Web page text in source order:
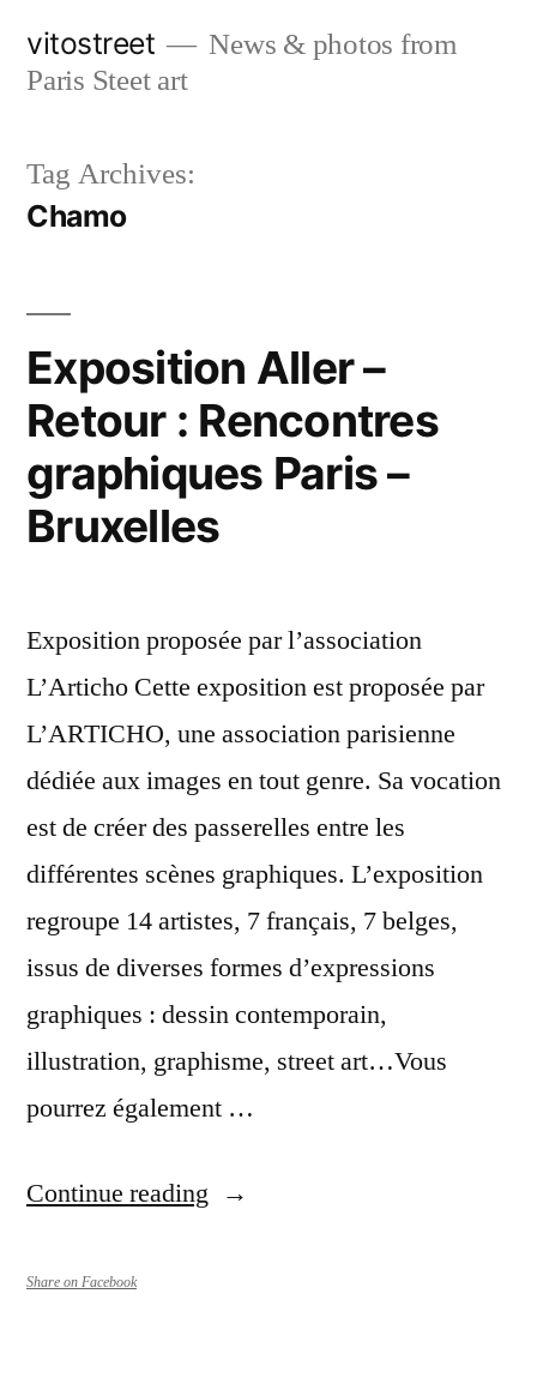
vitostreet
News & photos from
Paris Steet art
Tag Archives:
Chamo
Exposition Aller –
Retour : Rencontres
graphiques Paris –
Bruxelles
Exposition proposée par l’association
L’Articho Cette exposition est proposée par
L’ARTICHO, une association parisienne
dédiée aux images en tout genre. Sa vocation
est de créer des passerelles entre les
différentes scènes graphiques. L’exposition
regroupe 14 artistes, 7 français, 7 belges,
issus de diverses formes d’expressions
graphiques : dessin contemporain,
illustration, graphisme, street art…Vous
pourrez également …
Continue reading “Exposition
Share on Facebook